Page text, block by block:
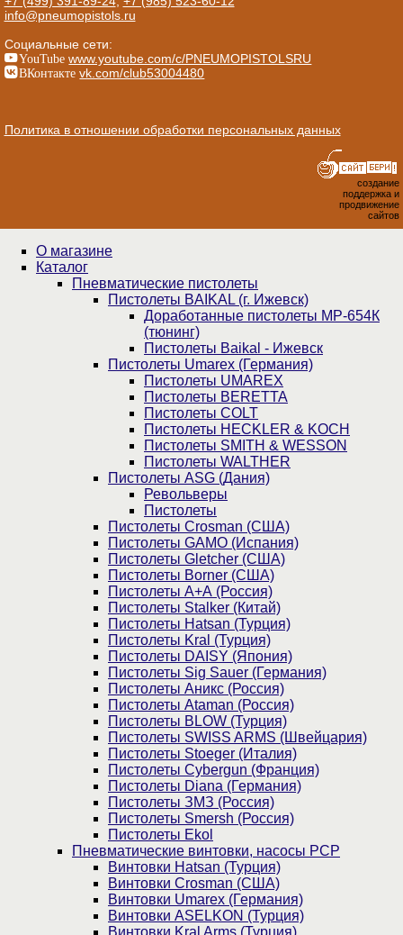
info@pneumopistols.ru
Социальные сети:
YouTube www.youtube.com/c/PNEUMOPISTOLSRU
ВКонтакте vk.com/club53004480
Политика в отношении обработки персональных данных
создание
поддержка и
продвижение
сайтов
О магазине
Каталог
Пнев­ма­ти­чес­кие пистолеты
Пистолеты BAIKAL (г. Ижевск)
Доработанные пистолеты МР-654К
(тюнинг)
Пистолеты Baikal - Ижевск
Пистолеты Umarex (Германия)
Пистолеты UMAREX
Пистолеты BERETTA
Пистолеты COLT
Пистолеты HECKLER & KOCH
Пистолеты SMITH & WESSON
Пистолеты WALTHER
Пистолеты ASG (Дания)
Револьверы
Пистолеты
Пистолеты Crosman (США)
Пистолеты GAMO (Испания)
Пистолеты Gletcher (США)
Пистолеты Borner (США)
Пистолеты А+А (Россия)
Пистолеты Stalker (Китай)
Пистолеты Hatsan (Турция)
Пистолеты Kral (Турция)
Пистолеты DAISY (Япония)
Пистолеты Sig Sauer (Германия)
Пистолеты Аникс (Россия)
Пистолеты Ataman (Россия)
Пистолеты BLOW (Турция)
Пистолеты SWISS ARMS (Швейцария)
Пистолеты Stoeger (Италия)
Пистолеты Cybergun (Франция)
Пистолеты Diana (Германия)
Пистолеты ЗМЗ (Россия)
Пистолеты Smersh (Россия)
Пистолеты Ekol
Пневматические винтовки, насосы PCP
Винтовки Hatsan (Турция)
Винтовки Crosman (США)
Винтовки Umarex (Германия)
Винтовки ASELKON (Турция)